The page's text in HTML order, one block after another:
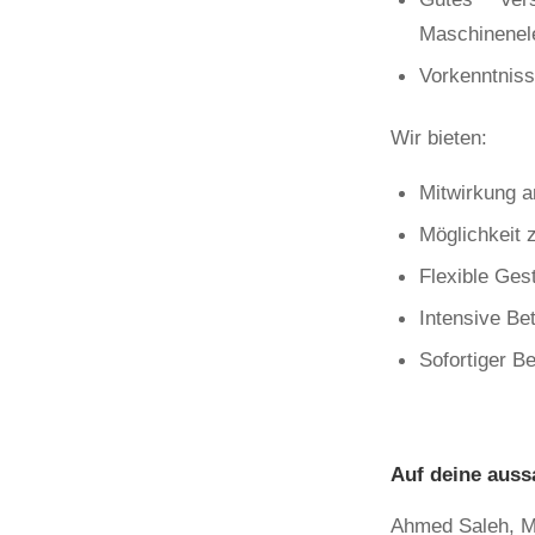
Wir bieten:
Mitwirkung
Möglichkeit
Flexible
Intensive
Sofortiger
Auf deine
Ahmed Saleh,